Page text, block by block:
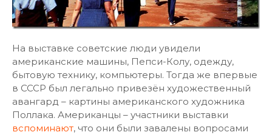
На выставке советские люди увидели
американские машины, Пепси-Колу, одежду,
бытовую технику, компьютеры. Тогда же впервые
в СССР был легально привезён художественный
авангард – картины американского художника
Поллака. Американцы – участники выставки
вспоминают, что они были завалены вопросами